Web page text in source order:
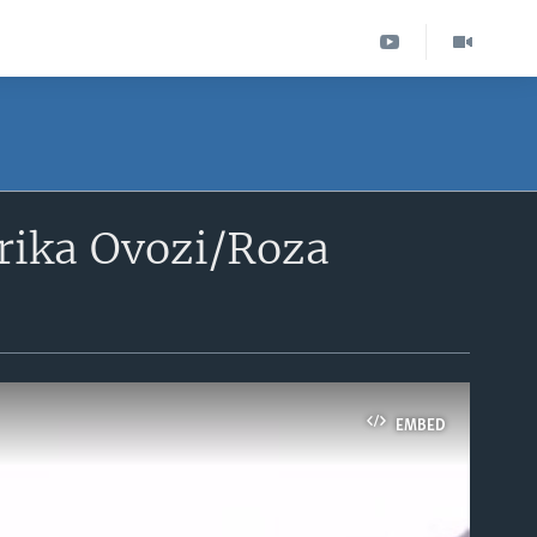
Ovozi/Roza
EMBED